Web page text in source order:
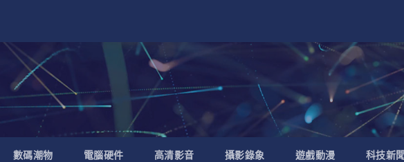
數碼潮物 電腦硬件 高清影音 攝影錄象 遊戲動漫 科技新